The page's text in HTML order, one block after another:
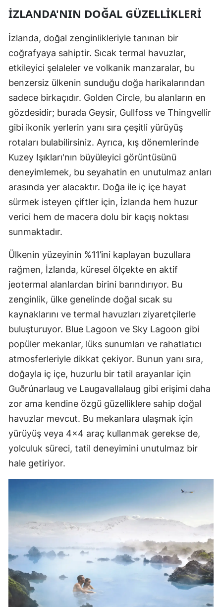
İZLANDA'NIN DOĞAL GÜZELLIKLERI
İzlanda, doğal zenginlikleriyle tanınan bir
coğrafyaya sahiptir. Sıcak termal havuzlar,
etkileyici şelaleler ve volkanik manzaralar, bu
benzersiz ülkenin sunduğu doğa harikalarından
sadece birkaçıdır. Golden Circle, bu alanların en
gözdesidir; burada Geysir, Gullfoss ve Thingvellir
gibi ikonik yerlerin yanı sıra çeşitli yürüyüş
rotaları bulabilirsiniz. Ayrıca, kış dönemlerinde
Kuzey Işıkları'nın büyüleyici görüntüsünü
deneyimlemek, bu seyahatin en unutulmaz anları
arasında yer alacaktır. Doğa ile iç içe hayat
sürmek isteyen çiftler için, İzlanda hem huzur
verici hem de macera dolu bir kaçış noktası
sunmaktadır.
Ülkenin yüzeyinin %11’ini kaplayan buzullara
rağmen, İzlanda, küresel ölçekte en aktif
jeotermal alanlardan birini barındırıyor. Bu
zenginlik, ülke genelinde doğal sıcak su
kaynaklarını ve termal havuzları ziyaretçilerle
buluşturuyor. Blue Lagoon ve Sky Lagoon gibi
popüler mekanlar, lüks sunumları ve rahatlatıcı
atmosferleriyle dikkat çekiyor. Bunun yanı sıra,
doğayla iç içe, huzurlu bir tatil arayanlar için
Guðrúnarlaug ve Laugavallalaug gibi erişimi daha
zor ama kendine özgü güzelliklere sahip doğal
havuzlar mevcut. Bu mekanlara ulaşmak için
yürüyüş veya 4x4 araç kullanmak gerekse de,
yolculuk süreci, tatil deneyimini unutulmaz bir
hale getiriyor.